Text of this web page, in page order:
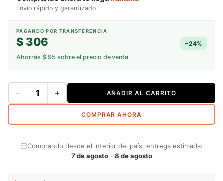
Envío rápido y garantizado
PAGANDO POR TRANSFERENCIA
$ 306 −24%
Ahorrás $ 95 sobre el precio de venta
− + AÑADIR AL CARRITO
COMPRAR AHORA
Comprando desde el interior del país, entrega estimada:
7 de agosto- 8 de agosto